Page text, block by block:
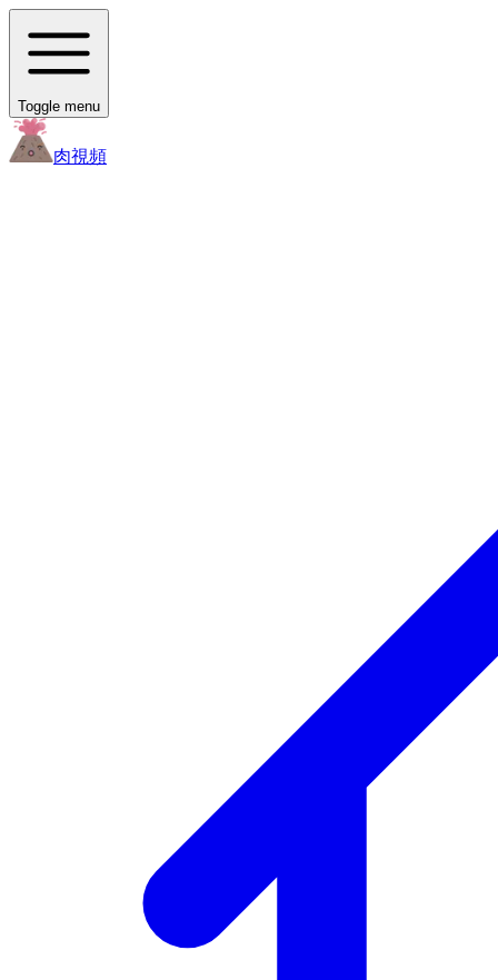
Toggle menu
肉視頻